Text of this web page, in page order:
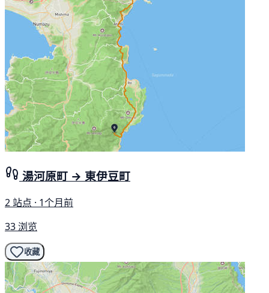
湯河原町 → 東伊豆町
2 站点 · 1个月前
33 浏览
收藏